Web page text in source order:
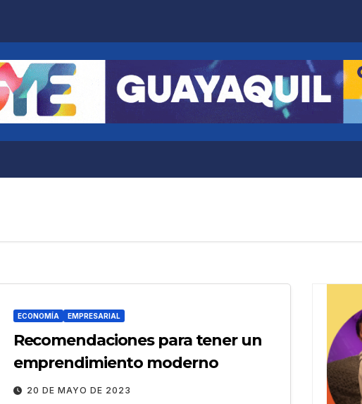
ECONOMÍA EMPRESARIAL
Recomendaciones para tener un
emprendimiento moderno
20 DE MAYO DE 2023